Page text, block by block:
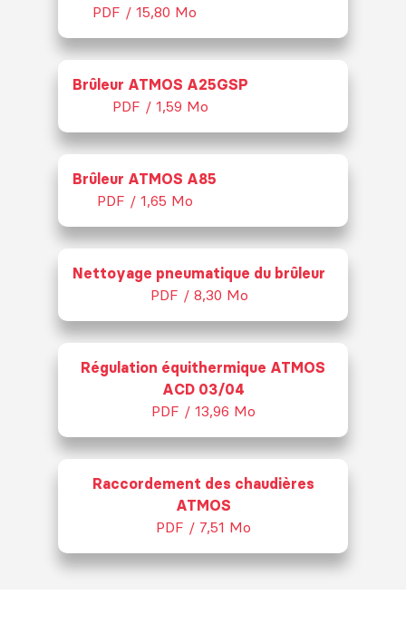
PDF / 15,80 Mo
Brûleur ATMOS A25GSP
PDF / 1,59 Mo
Brûleur ATMOS A85
PDF / 1,65 Mo
Nettoyage pneumatique du brûleur
PDF / 8,30 Mo
Régulation équithermique ATMOS
ACD 03/04
PDF / 13,96 Mo
Raccordement des chaudières
ATMOS
PDF / 7,51 Mo